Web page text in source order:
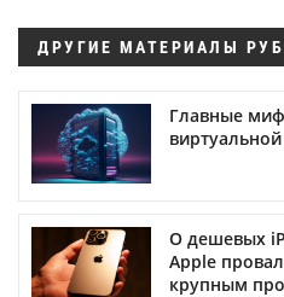
ДРУГИЕ МАТЕРИАЛЫ
Главные
О дешевых
Apple
крупным